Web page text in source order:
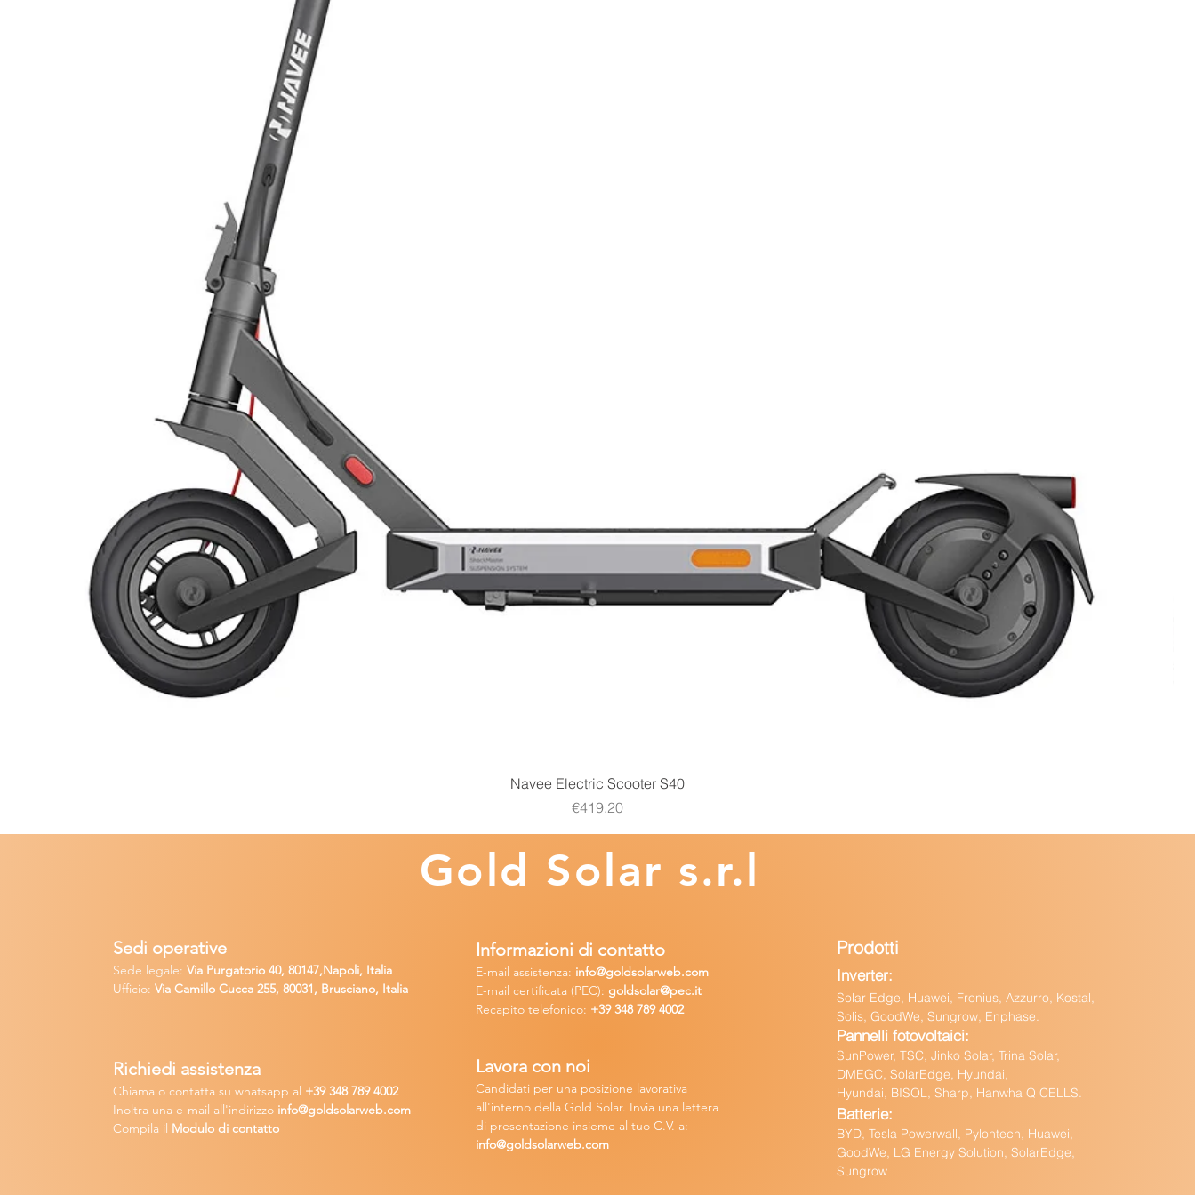
Quick View
Navee Electric Scooter S40
Price
€419.20
Gold Solar s.r.l
Sedi operative
Sede legale:Via Purgatorio 40, 80147,Napoli, Italia
Ufficio:Via Camillo Cucca 255, 80031, Brusciano, Italia
Richiedi assistenza
Chiama o contatta su whatsapp al +39 348 789 4002
Inoltra una e-mail all'indirizzo info@goldsolarweb.com
Compila il Modulo di contatto
Lavora con noi
Candidati per una posizione lavorativa
all'interno della Gold Solar. Invia una lettera
di presentazione insieme al tuo C.V. a:
info@goldsolarweb.com
Informazioni di contatto
E-mail assistenza: info@goldsolarweb.com
E-mail certificata (PEC): goldsolar@pec.it
Recapito telefonico: +39 348789 4002
Prodotti
Inverter:
Solar Edge, Huawei, Fronius, Azzurro, Kostal,
Solis, GoodWe, Sungrow, Enphase.
Pannelli fotovoltaici:
SunPower, TSC, Jinko Solar, Trina Solar,
DMEGC, SolarEdge, Hyundai,
Hyundai, BISOL, Sharp, Hanwha Q CELLS.
Batterie:
BYD, Tesla Powerwall, Pylontech, Huawei,
GoodWe, LG Energy Solution, SolarEdge,
Sungrow